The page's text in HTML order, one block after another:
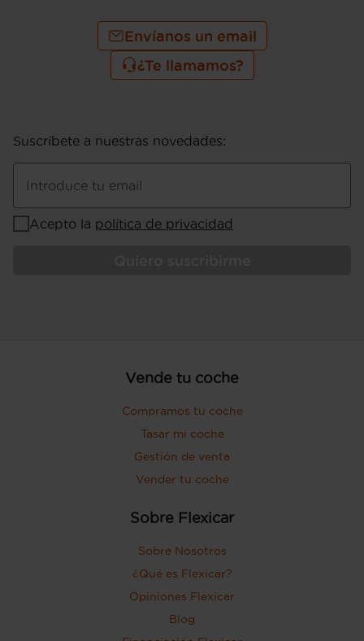
Envíanos un email
¿Te llamamos?
Suscríbete a nuestras novedades:
Introduce tu email
Acepto la política de privacidad
Vende tu coche
Compramos tu coche
Tasar mi coche
Gestión de venta
Vender tu coche
Sobre Flexicar
Sobre Nosotros
¿Qué es Flexicar?
Opiniones Flexicar
Blog